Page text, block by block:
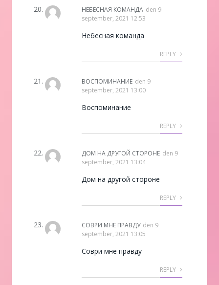
НЕБЕСНАЯ КОМАНДА den 9
september, 2021 12:53
Небесная команда
REPLY
ВОСПОМИНАНИЕ den 9
september, 2021 13:00
Воспоминание
REPLY
ДОМ НА ДРУГОЙ СТОРОНЕ den 9
september, 2021 13:04
Дом на другой стороне
REPLY
СОВРИ МНЕ ПРАВДУ den 9
september, 2021 13:05
Соври мне правду
REPLY